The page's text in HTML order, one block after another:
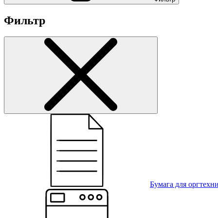
Фильтр
Бумага для